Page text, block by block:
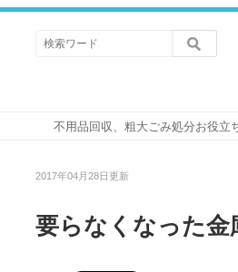
不用品回収、粗大ごみ処分お役立
2017年04月28日更新
要らなくなった金